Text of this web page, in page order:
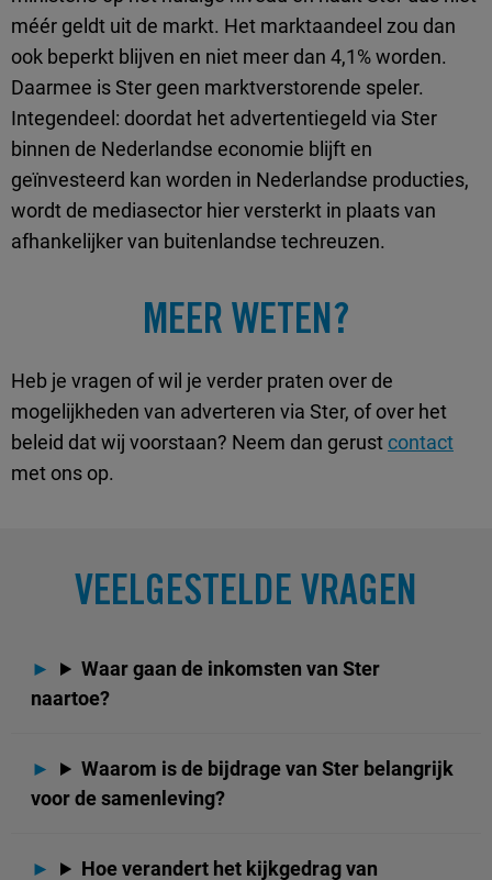
méér geldt uit de markt. Het marktaandeel zou dan
ook beperkt blijven en niet meer dan 4,1% worden.
Daarmee is Ster geen marktverstorende speler.
Integendeel: doordat het advertentiegeld via Ster
binnen de Nederlandse economie blijft en
geïnvesteerd kan worden in Nederlandse producties,
wordt de mediasector hier versterkt in plaats van
afhankelijker van buitenlandse techreuzen.
MEER WETEN?
Heb je vragen of wil je verder praten over de
mogelijkheden van adverteren via Ster, of over het
beleid dat wij voorstaan? Neem dan gerust contact
met ons op.
VEELGESTELDE VRAGEN
Waar gaan de inkomsten van Ster
naartoe?
Waarom is de bijdrage van Ster belangrijk
voor de samenleving?
Hoe verandert het kijkgedrag van